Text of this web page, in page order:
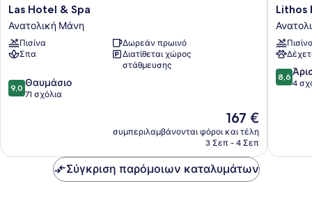
Las
Hotel
&
Spa
Ανατολική
Las Hotel & Spa
Ανατολική Μάνη
Πισίνα
Δωρεάν πρωινό
Σπα
Διατίθεται χώρος
στάθμευσης
9.0
στα
9,0 Θαυμάσιο
71 σχόλια
Η
τιμή
είναι
167 €
συμπεριλαμβάνονται φόροι και τέλη
3 Σεπ - 4 Σεπ
Lithos
By
The
Sea
Μάνη
Lithos
8.6
στα
8,6
4
Σύγκριση παρόμοιων καταλυμάτων